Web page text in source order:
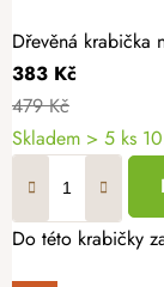
Dřevěná krabička
383 Kč
479 Kč
Skladem > 5 ks
Do této krabičky